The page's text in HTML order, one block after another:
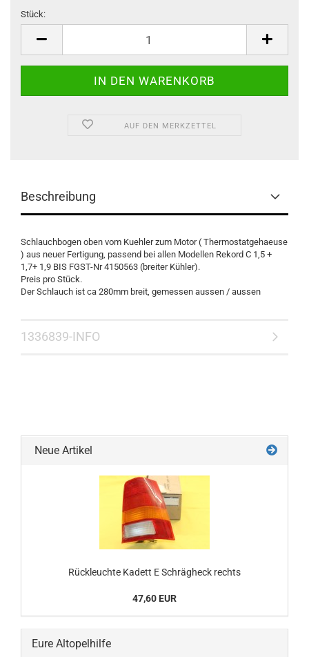
Stück:
AUF DEN MERKZETTEL
Beschreibung
Schlauchbogen oben vom Kuehler zum Motor ( Thermostatgehaeuse
) aus neuer Fertigung, passend bei allen Modellen Rekord C 1,5 +
1,7+ 1,9 BIS FGST-Nr 4150563 (breiter Kühler).
Preis pro Stück.
Der Schlauch ist ca 280mm breit, gemessen aussen / aussen
1336839-INFO
Neue Artikel
Rückleuchte Kadett E Schrägheck rechts
47,60 EUR
Eure Altopelhilfe